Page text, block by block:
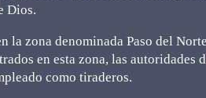
Dios.
la zona denominada Paso del
en esta zona, las
como tiraderos.